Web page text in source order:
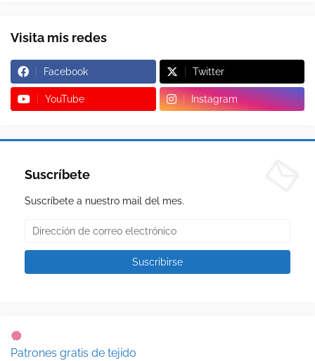
Visita mis redes
Facebook Twitter
YouTube Instagram
Suscríbete
Suscríbete a nuestro mail del mes.
Patrones gratis de tejido